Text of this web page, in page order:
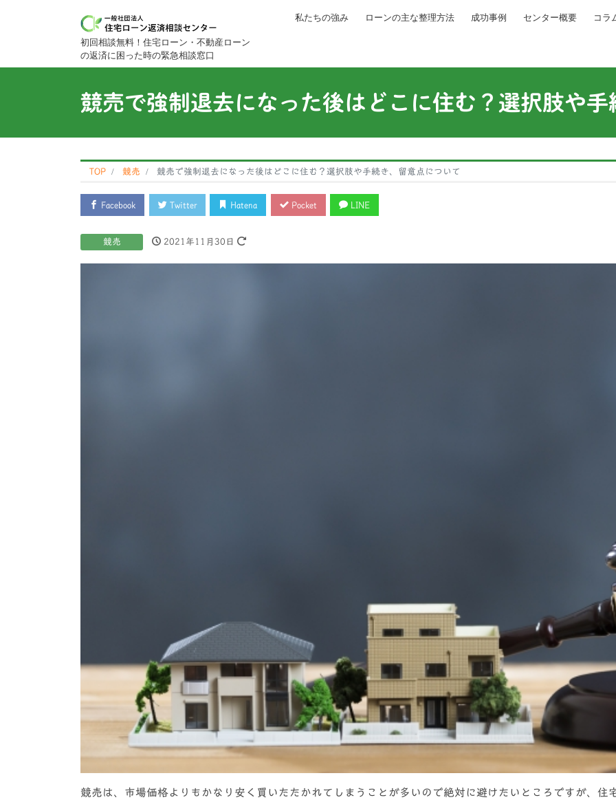
初回相談無料！住宅ローン・不動産ローン
の返済に困った時の緊急相談窓口
私たちの強み ローンの主な整理方法 成功事例 センター概要 コラ
競売で強制退去になった後はどこに住む？選択肢や手
TOP 競売 競売で強制退去になった後はどこに住む？選択肢や手続き、留意点について
Facebook Twitter Hatena Pocket LINE
競売 2021年11月30日
競売は、市場価格よりもかなり安く買いたたかれてしまうことが多いので絶対に避けたいところですが、住